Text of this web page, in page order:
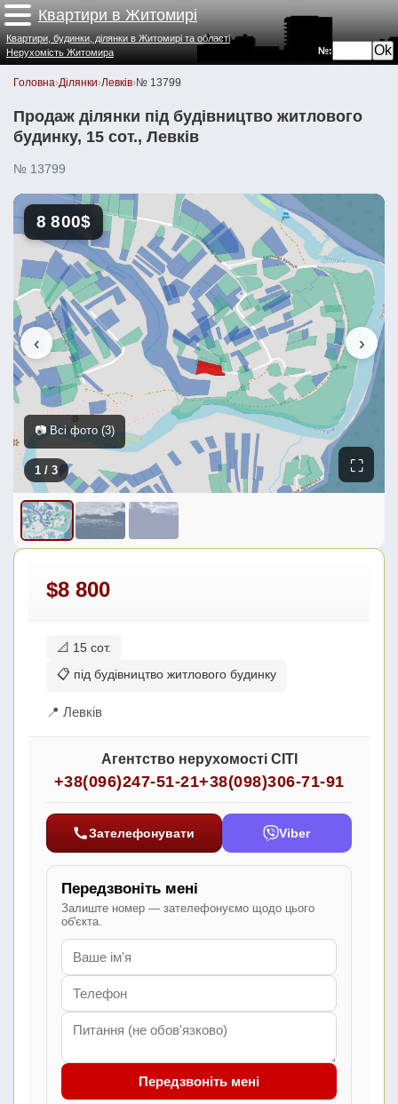
Квартири в Житомирі
№:
Квартири, будинки, ділянки в Житомирі та області
Нерухомість Житомира
Головна›Ділянки›Левків›№ 13799
Продаж ділянки під будівництво житлового
будинку, 15 сот., Левків
№ 13799
‹ ›
8 800$
1 / 3 ⛶
📷 Всі фото (3)
$8 800
📐 15 сот.
📋 під будівництво житлового будинку
📍 Левків
Агентство нерухомості СІТІ
+38(096)247-51-21+38(098)306-71-91
Зателефонувати Viber
Передзвоніть мені
Залиште номер — зателефонуємо щодо цього
об'єкта.
Передзвоніть мені